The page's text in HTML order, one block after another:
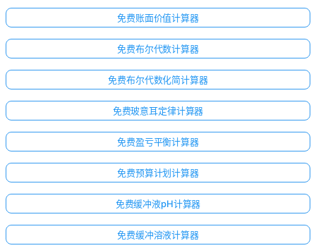
第
个
题
免费账面价值计算器
免费布尔代数计算器
免费布尔代数化简计算器
免费玻意耳定律计算器
免费盈亏平衡计算器
免费预算计划计算器
免费缓冲液pH计算器
免费缓冲溶液计算器